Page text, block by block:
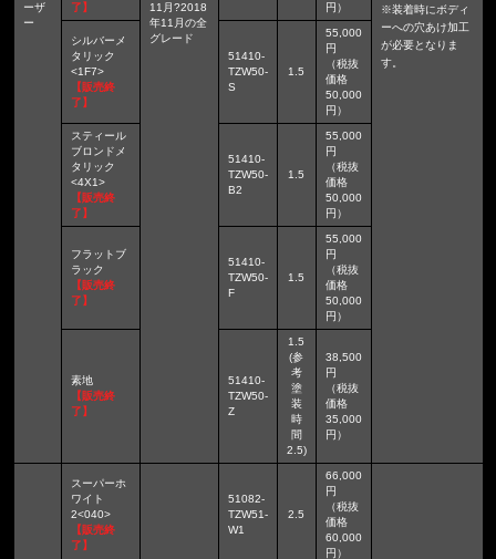
ーザ
ー
11月?2018
年11月の全
グレード
※装着時にボディ
ーへの穴あけ加工
が必要となりま
す。
了】
円）
シルバーメ
タリック
<1F7>
【販売終
了】
51410-
TZW50-
S
1.5
55,000
円
（税抜
価格
50,000
円）
スティール
ブロンドメ
タリック
<4X1>
【販売終
了】
51410-
TZW50-
B2
1.5
55,000
円
（税抜
価格
50,000
円）
フラットブ
ラック
【販売終
了】
51410-
TZW50-
F
1.5
55,000
円
（税抜
価格
50,000
円）
素地
【販売終
了】
51410-
TZW50-
Z
1.5
(参
考
塗
装
時
間
2.5)
38,500
円
（税抜
価格
35,000
円）
スーパーホ
ワイト
2<040>
【販売終
了】
51082-
TZW51-
W1
2.5
66,000
円
（税抜
価格
60,000
円）